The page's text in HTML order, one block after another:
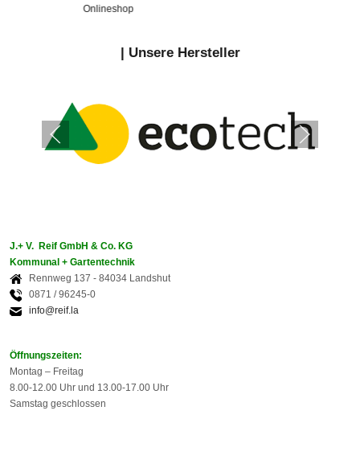
Onlineshop
Unsere Hersteller
J.+ V. Reif GmbH & Co. KG
Kommunal + Gartentechnik
Rennweg 137 - 84034 Landshut
0871 / 96245-0
info@reif.la
Öffnungszeiten:
Montag – Freitag
8.00-12.00 Uhr und 13.00-17.00 Uhr
Samstag geschlossen